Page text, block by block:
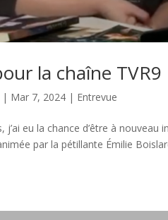
la chaîne TVR9
| Mar 7, 2024 | Entrevue
j’ai eu la chance d’être à
par la pétillante Émilie